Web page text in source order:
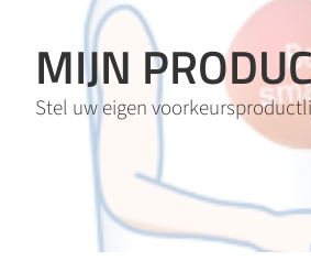
MIJN
Stel uw eigen